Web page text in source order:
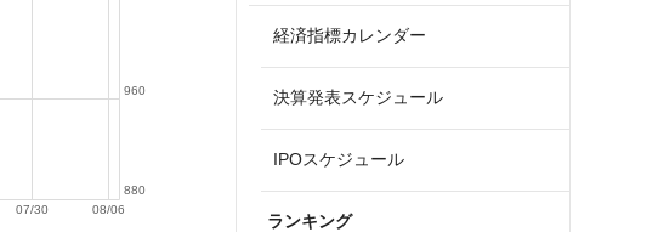
08/06
07/30
880
960
経済指標カレンダー
決算発表スケジュール
IPOスケジュール
ランキング